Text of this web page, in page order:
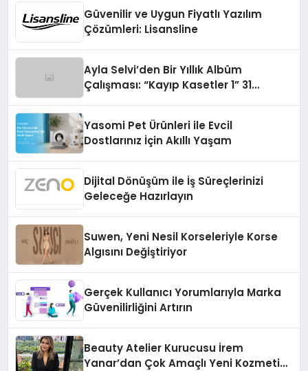
Güvenilir ve Uygun Fiyatlı Yazılım
Çözümleri: Lisansline
Ayla Selvi’den Bir Yıllık Albüm
Çalışması: “Kayıp Kasetler 1” 31
Yasomi Pet Ürünleri ile Evcil
Dostlarınız İçin Akıllı Yaşam
Dijital Dönüşüm ile İş Süreçlerinizi
Geleceğe Hazırlayın
Suwen, Yeni Nesil Korseleriyle Korse
Algısını Değiştiriyor
Gerçek Kullanıcı Yorumlarıyla Marka
Güvenilirliğini Artırın
Beauty Atelier Kurucusu İrem
Yanar’dan Çok Amaçlı Yeni Kozmetik